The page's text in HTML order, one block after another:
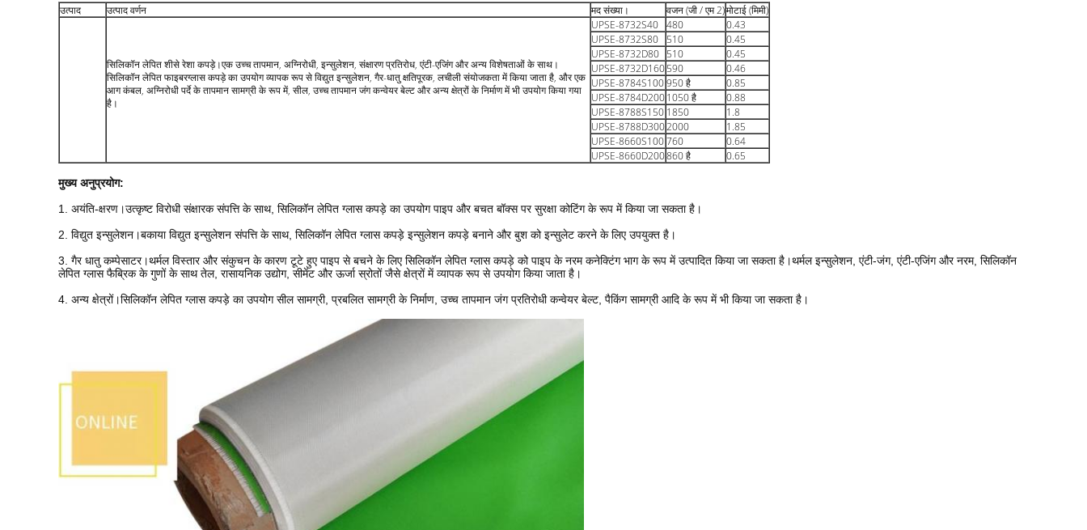
उत्पाद उत्पाद वर्णन मद संख्या। वजन (जी / एम 2)मोटाई (मिमी)
सिलिकॉन लेपित शीसे रेशा कपड़े।एक उच्च तापमान, अग्निरोधी, इन्सुलेशन, संक्षारण प्रतिरोध, एंटी-एजिंग और अन्य विशेषताओं के साथ।
सिलिकॉन लेपित फाइबरग्लास कपड़े का उपयोग व्यापक रूप से विद्युत इन्सुलेशन, गैर-धातु क्षतिपूरक, लचीली संयोजकता में किया जाता है, और एक
आग कंबल, अग्निरोधी पर्दे के तापमान सामग्री के रूप में, सील, उच्च तापमान जंग कन्वेयर बेल्ट और अन्य क्षेत्रों के निर्माण में भी उपयोग किया गया
है।
UPSE-8732S40 480
0.43
UPSE-8732S80
510
0.45
UPSE-8732D80 510
0.45
UPSE-8732D160590
0.46
UPSE-8784S100950 है
0.85
UPSE-8784D2001050 है
0.88
UPSE-8788S150 1850
1.8
UPSE-8788D3002000
1.85
UPSE-8660S100760
0.64
UPSE-8660D200860 है 0.65
मुख्य अनुप्रयोग:
1. अयंति-क्षरण।उत्कृष्ट विरोधी संक्षारक संपत्ति के साथ, सिलिकॉन लेपित ग्लास कपड़े का उपयोग पाइप और बचत बॉक्स पर सुरक्षा कोटिंग के रूप में किया जा सकता है।
2. विद्युत इन्सुलेशन।बकाया विद्युत इन्सुलेशन संपत्ति के साथ, सिलिकॉन लेपित ग्लास कपड़े इन्सुलेशन कपड़े बनाने और बुश को इन्सुलेट करने के लिए उपयुक्त है।
3. गैर धातु कम्पेसाटर।थर्मल विस्तार और संकुचन के कारण टूटे हुए पाइप से बचने के लिए सिलिकॉन लेपित ग्लास कपड़े को पाइप के नरम कनेक्टिंग भाग के रूप में उत्पादित किया जा सकता है।थर्मल इन्सुलेशन, एंटी-जंग, एंटी-एजिंग और नरम, सिलिकॉन
लेपित ग्लास फैब्रिक के गुणों के साथ तेल, रासायनिक उद्योग, सीमेंट और ऊर्जा स्रोतों जैसे क्षेत्रों में व्यापक रूप से उपयोग किया जाता है।
4. अन्य क्षेत्रों।सिलिकॉन लेपित ग्लास कपड़े का उपयोग सील सामग्री, प्रबलित सामग्री के निर्माण, उच्च तापमान जंग प्रतिरोधी कन्वेयर बेल्ट, पैकिंग सामग्री आदि के रूप में भी किया जा सकता है।